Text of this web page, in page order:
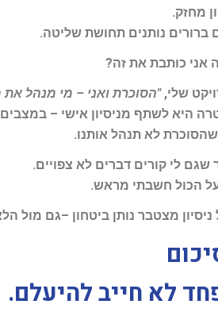
מחזק.
ברורים נותנים תחושת שליטה.
אני כותבת את זה?
שלי,
"הסוכרת ואני – מי מנהל את
היא לשתף מניסיון אישי – במצבים
שהסוכרת לא תנהל אותנו.
שגם לי קורים דברים לא צפויים.
הכול חשבתי מראש.
מצטבר נותן ביטחון –גם מול
לא חייב להיעלם.